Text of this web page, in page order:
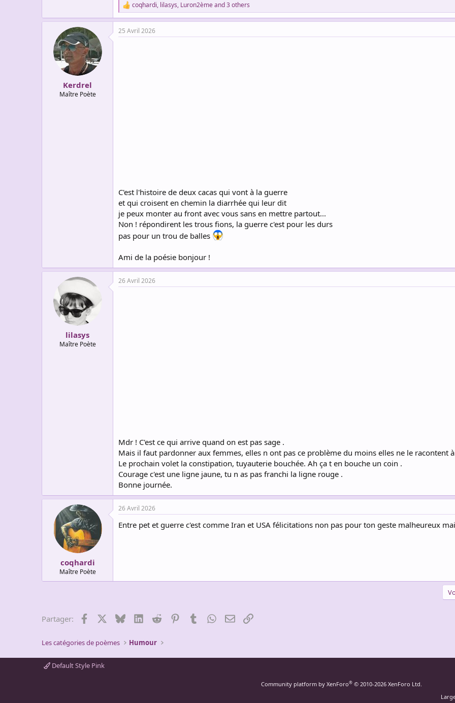
R
e
a
c
coqhardi, lilasys, Luron2èmeand 3 others
Kerdrel
Maître Poète
25 Avril 2026
C'est l'histoire de deux cacas qui vont à la guerre
et qui croisent en chemin la diarrhée qui leur dit
je peux monter au front avec vous sans en mettre partout...
Non ! répondirent les trous fions, la guerre c'est pour les durs
pas pour un trou de balles
Ami de la poésie bonjour !
lilasys
Maître Poète
26 Avril 2026
Mdr ! C'est ce qui arrive quand on est pas sage .
Mais il faut pardonner aux femmes, elles n ont pas ce problème du moins elles ne le racontent
Le prochain volet la constipation, tuyauterie bouchée. Ah ça t en bouche un coin .
Courage c'est une ligne jaune, tu n as pas franchi la ligne rouge .
Bonne journée.
coqhardi
Maître Poète
26 Avril 2026
Entre pet et guerre c'est comme Iran et USA félicitations non pas pour ton geste malheureux
Partager: Facebook BlueskyLinkedInReddit PinterestTumblrWhatsApp
EmailLien
Les catégories de poèmes Humour
Default Style Pink
Community platform by XenForo® © 2010-2026 XenForo Ltd.